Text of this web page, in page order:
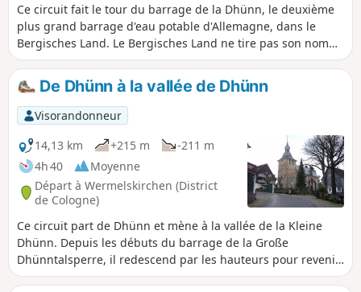
Ce circuit fait le tour du barrage de la Dhünn, le deuxième
plus grand barrage d'eau potable d'Allemagne, dans le
Bergisches Land. Le Bergisches Land ne tire pas son nom
de la forme de son paysage, comme on pourrait le penser,
mais de ses anciens souverains, les ducs de Berg.
De Dhünn à la vallée de Dhünn
Visorandonneur
14,13 km
+215 m
-211 m
4h 40
Moyenne
Départ à Wermelskirchen (District
de Cologne)
Ce circuit part de Dhünn et mène à la vallée de la Kleine
Dhünn. Depuis les débuts du barrage de la Große
Dhünntalsperre, il redescend par les hauteurs pour revenir
à Dhünn.